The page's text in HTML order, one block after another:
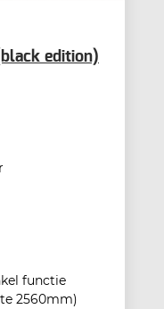
edition)
functie
2560mm)